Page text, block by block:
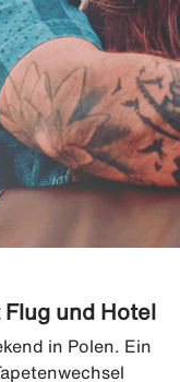
und Hotel
in Polen. Ein